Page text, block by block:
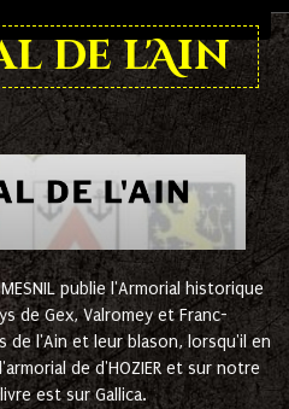
de l'Ain
publie l'Armorial historique
de Gex, Valromey et Franc-
de l'Ain et leur blason, lorsqu'il en
de d'HOZIER et sur notre
est sur Gallica.